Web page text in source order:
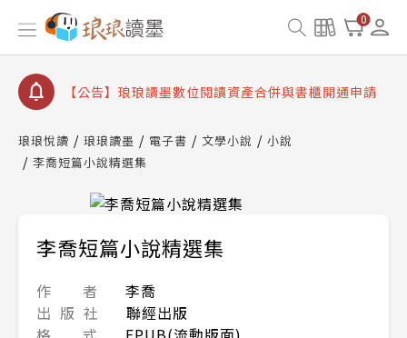
0
【公告】琅琅書店服務升級重要說明及資產合併結果
查詢
【公告】8/10、8/13 行動網路降速演練提醒
【公告】琅琅讀墨數位閱讀資產合併與書櫃開通申請
【公告】琅琅讀墨 3 分鐘完成書櫃開通與資產合併申
請圖文教學
【公告】琅琅書店服務升級重要說明及資產合併結果
查詢
【公告】8/10、8/13 行動網路降速演練提醒
琅琅悅讀 琅琅讀墨 電子書 文學小說
小說
李喬短篇小說精選集
李喬短篇小說精選集
作 者
李喬
出 版 社
聯經出版